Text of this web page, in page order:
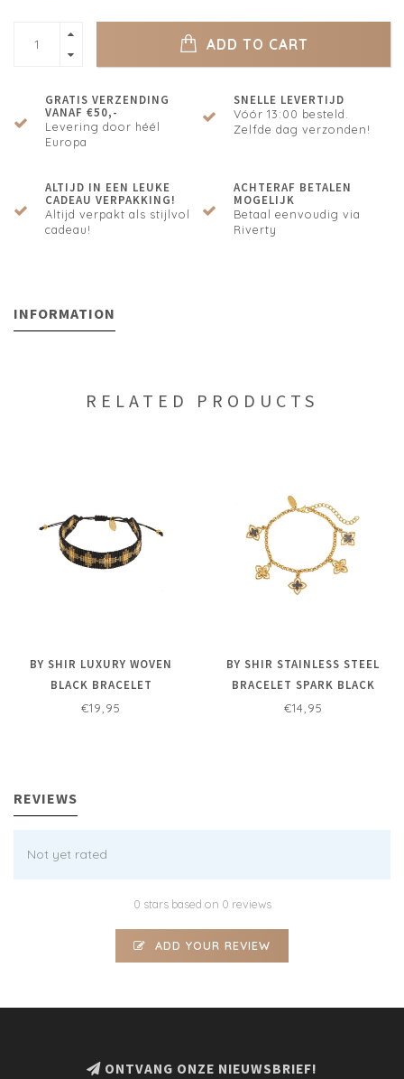
ADD TO CART
GRATIS VERZENDING
VANAF €50,-
Levering door héél
Europa
SNELLE LEVERTIJD
Vóór 13:00 besteld.
Zelfde dag verzonden!
ALTIJD IN EEN LEUKE
CADEAU VERPAKKING!
Altijd verpakt als stijlvol
cadeau!
ACHTERAF BETALEN
MOGELIJK
Betaal eenvoudig via
Riverty
INFORMATION
RELATED PRODUCTS
BY SHIR LUXURY WOVEN
BLACK BRACELET
€19,95
BY SHIR STAINLESS STEEL
BRACELET SPARK BLACK
€14,95
REVIEWS
Not yet rated
0 stars based on 0 reviews
ADD YOUR REVIEW
ONTVANG ONZE NIEUWSBRIEF!